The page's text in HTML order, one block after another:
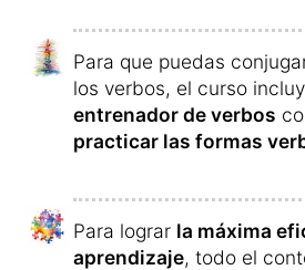
Para que puedas
los verbos, el curso
entrenador de verbos
practicar las formas
Para lograr la máxima
aprendizaje, todo el